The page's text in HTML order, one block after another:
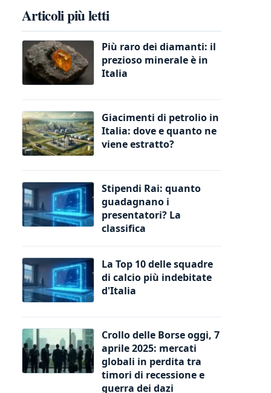
Articoli più letti
Più raro dei diamanti: il
prezioso minerale è in
Italia
Giacimenti di petrolio in
Italia: dove e quanto ne
viene estratto?
Stipendi Rai: quanto
guadagnano i
presentatori? La
classifica
La Top 10 delle squadre
di calcio più indebitate
d'Italia
Crollo delle Borse oggi, 7
aprile 2025: mercati
globali in perdita tra
timori di recessione e
guerra dei dazi